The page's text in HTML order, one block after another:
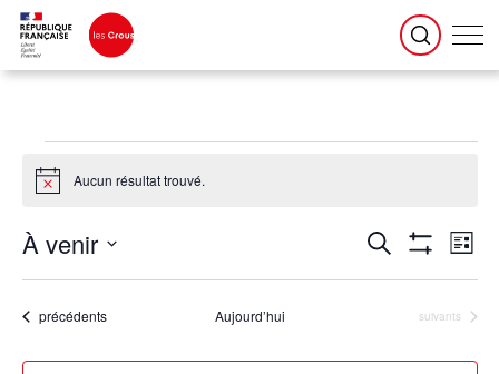
Évènements
Notice Aucun résultat trouvé.
Recherche
et
navigation
vues
Recherche
Les
de
vues
Liste
À venir
une
Évènements
précédents Aujourd’hui Évènements
suivants